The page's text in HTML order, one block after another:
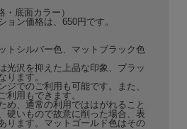
底面カラー）
ョン価格は、650円です。
トシルバー色、マットブラック色
光沢を抑えた上品な印象、ブラッ
ります。
ジでのご利用も可能です。また、
利用もできます。
め、通常の利用でははがれること
硬いもので故意に削った場合、表
ります。マットゴールド色はその